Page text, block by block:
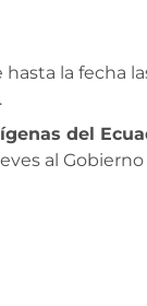
la fecha
del
al